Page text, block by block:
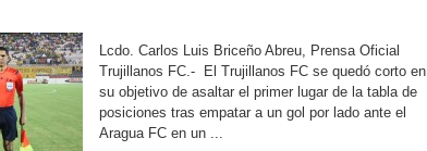
Lcdo. Carlos Luis Briceño Abreu, Prensa Oficial
Trujillanos FC.- El Trujillanos FC se quedó corto en
su objetivo de asaltar el primer lugar de la tabla de
posiciones tras empatar a un gol por lado ante el
Aragua FC en un ...